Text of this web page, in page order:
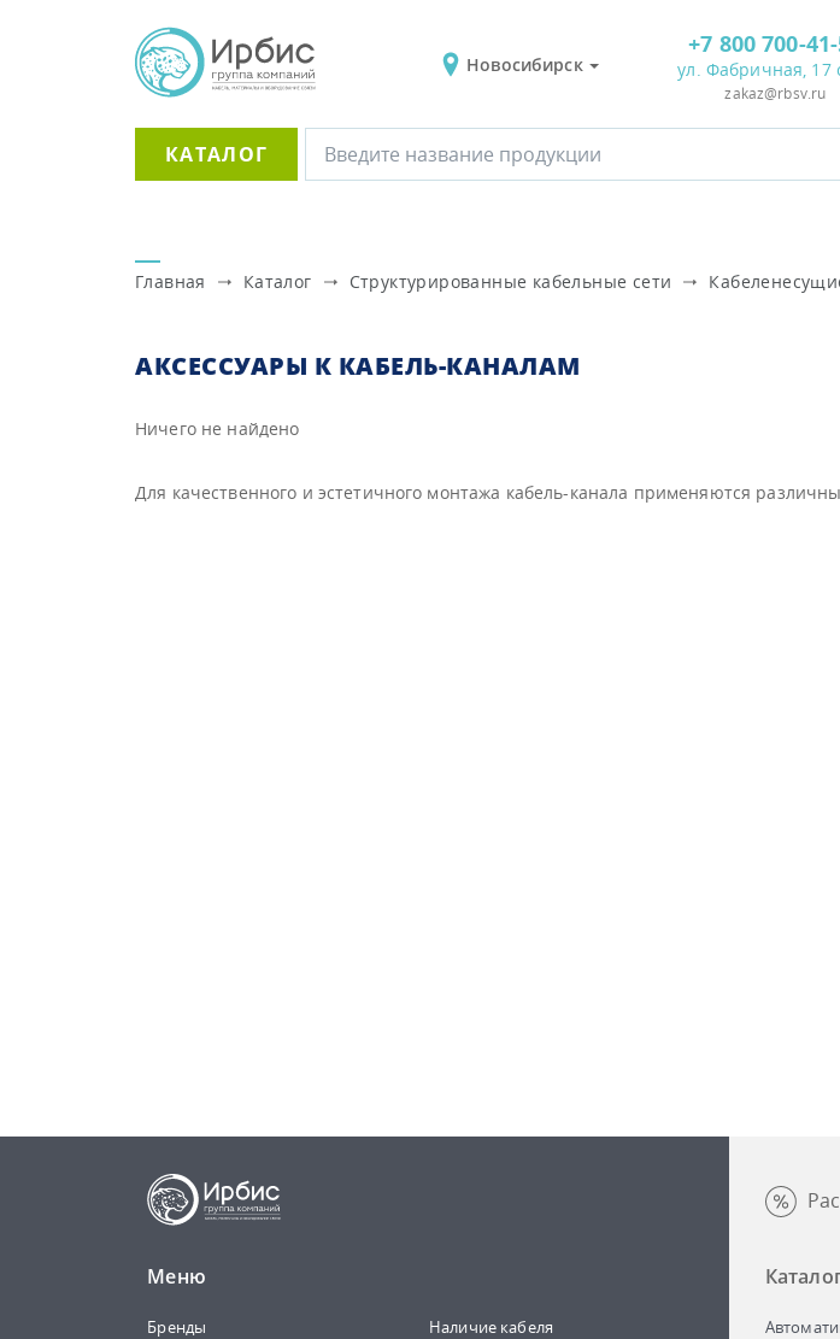
Новосибирск
+7 800 700-
ул. Фабричная, 17
zakaz@rbsv.ru
КАТАЛОГ
Главная Каталог Структурированные кабельные сети
АКСЕССУАРЫ К КАБЕЛЬ-КАНАЛАМ
Ничего не найдено
Для качественного и эстетичного монтажа кабель-канала применяются
Меню
Бренды
Наличие кабеля